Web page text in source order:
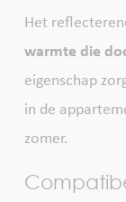
Het
warmte die
eigenschap
in de
zomer.